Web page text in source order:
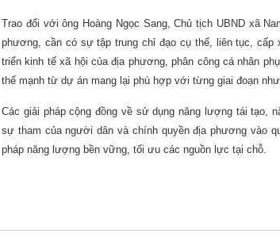
Trao đổi với ông Hoàng Ngọc Sang, Chủ tịch UBND xã
phương, cần có sự tập trung chỉ đạo cụ thể, liên tục,
triển kinh tế xã hội của địa phương, phân công cá nhân
thế mạnh từ dự án mang lại phù hợp với từng giai đoạn
Các giải pháp cộng đồng về sử dụng năng lượng tái tạo,
sự tham của người dân và chính quyền địa phương vào
pháp năng lượng bền vững, tối ưu các nguồn lực tại chỗ.